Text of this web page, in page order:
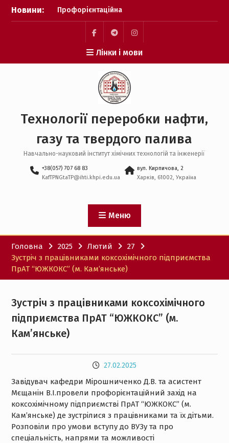
Перейти
Новини:
Профорієнтаційна
зустріч з абітурієнтами,
що проживають у
Німеччині в ТУ м.
ГАМБУРГ.
Профорієнтаційна
робота в комунальному
закладі “Подвірський
ліцей” Солоницівської
Захист кваліфікаційних
магістерських робіт
Зустріч зі
стейкхолдерами
facebooktelegramПункт
меню
Лінки і мови
Технології переробки нафти,
газу та твердого палива
Навчально-науковий інститут хімічних технологій та інженерії
+38(057) 707 68 83
KafTPNGtaTP@ihti.khpi.edu.ua
вул. Кирпичова, 2
Харків, 61002, Україна
Меню
Головна 2025 Лютий
27
Зустріч з працівниками коксохімічного підприємства
ПрАТ “ЮЖКОКС” (м. Кам’янське)
Зустріч з працівниками коксохімічного
підприємства ПрАТ “ЮЖКОКС” (м.
Кам’янське)
27.02.2025
Завідувач кафедри Мірошниченко Д.В. та асистент
Мєщанін В.І.провели профорієнтаційний захід на
коксохімічному підприємстві ПрАТ “ЮЖКОКС” (м.
Кам’янське) де зустрілися з працівниками та їх дітьми.
Розповіли про умови вступу до ВУЗу та про
спеціальність, напрями та можливості